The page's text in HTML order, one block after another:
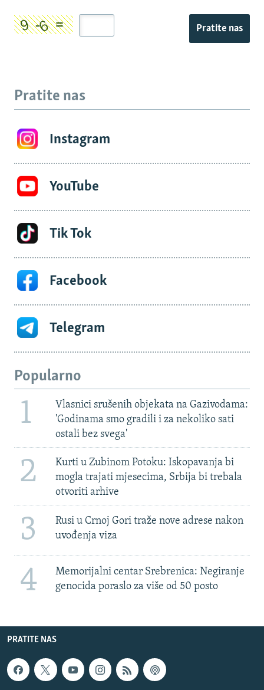
Pratite nas
Pratite nas
Instagram
YouTube
Tik Tok
Facebook
Telegram
Popularno
1
Vlasnici srušenih objekata na Gazivodama:
'Godinama smo gradili i za nekoliko sati
ostali bez svega'
2
Kurti u Zubinom Potoku: Iskopavanja bi
mogla trajati mjesecima, Srbija bi trebala
otvoriti arhive
3
Rusi u Crnoj Gori traže nove adrese nakon
uvođenja viza
4
Memorijalni centar Srebrenica: Negiranje
genocida poraslo za više od 50 posto
PRATITE NAS